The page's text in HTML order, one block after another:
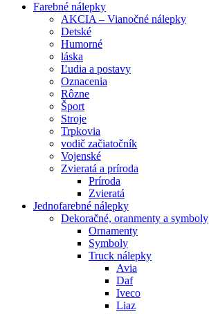
Farebné nálepky
AKCIA – Vianočné nálepky
Detské
Humorné
láska
Ľudia a postavy
Oznacenia
Rôzne
Šport
Stroje
Trpkovia
vodič začiatočník
Vojenské
Zvieratá a príroda
Príroda
Zvieratá
Jednofarebné nálepky
Dekoračné, oranmenty a symboly
Ornamenty
Symboly
Truck nálepky
Avia
Daf
Iveco
Liaz